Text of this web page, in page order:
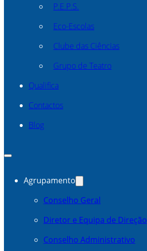
P.E.P.S.
Eco-Escolas
Clube das Ciências
Grupo de Teatro
Qualifica
Contactos
Blog
Agrupamento
Conselho Geral
Diretor e Equipa de Direção
Conselho Administrativo